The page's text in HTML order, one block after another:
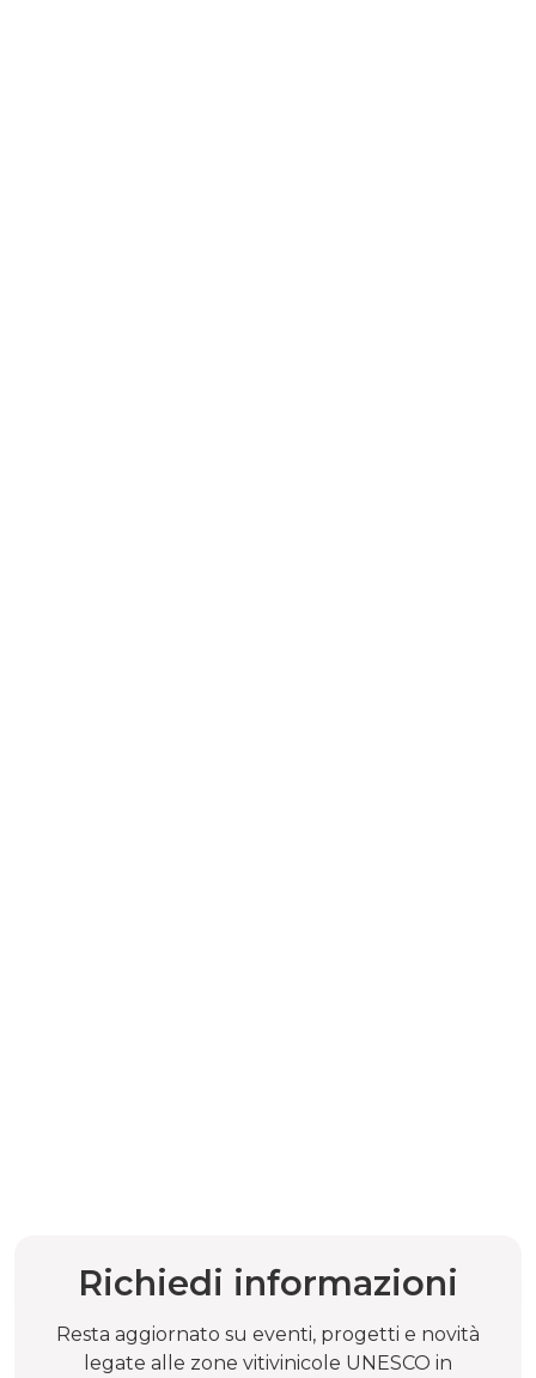
Richiedi informazioni
Resta aggiornato su eventi, progetti e novità
legate alle zone vitivinicole UNESCO in